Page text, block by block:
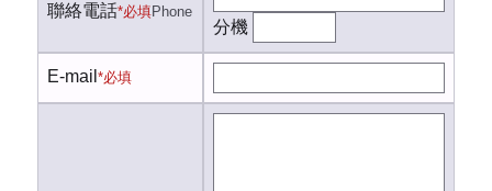
聯絡電話*必填Phone
分機
E-mail *必填